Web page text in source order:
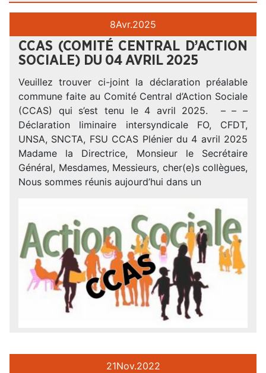
8Avr.2025
CCAS (COMITÉ CENTRAL D’ACTION
SOCIALE) DU 04 AVRIL 2025
Veuillez trouver ci-joint la déclaration préalable
commune faite au Comité Central d’Action Sociale
(CCAS) qui s’est tenu le 4 avril 2025. – – –
Déclaration liminaire intersyndicale FO, CFDT,
UNSA, SNCTA, FSU CCAS Plénier du 4 avril 2025
Madame la Directrice, Monsieur le Secrétaire
Général, Mesdames, Messieurs, cher(e)s collègues,
Nous sommes réunis aujourd’hui dans un
21Nov.2022